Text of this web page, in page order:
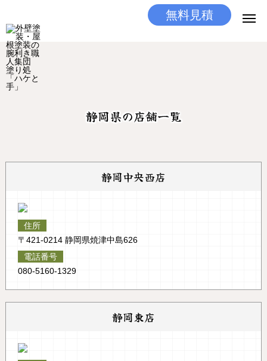
無料見積
静岡県の店舗一覧
静岡中央西店
住所
〒421-0214 静岡県焼津中島626
電話番号
080-5160-1329
静岡東店
ココだけの話
店舗
お問い合わせ